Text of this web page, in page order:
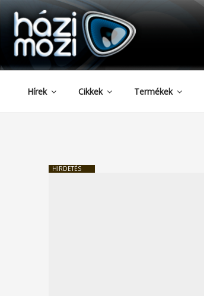
Tartalomhoz
HAZIMOZI
Hírek Cikkek Termékek
HIRDETÉS